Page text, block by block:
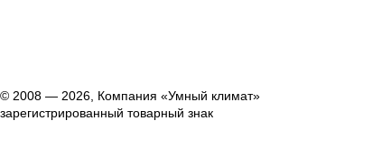
© 2008 — 2026, Компания «Умный климат»
зарегистрированный товарный знак